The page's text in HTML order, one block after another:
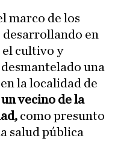
marco de los
desarrollando en
cultivo y
una
la localidad de
vecino de la
como presunto
salud pública